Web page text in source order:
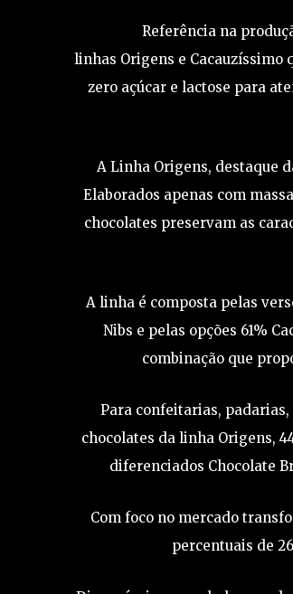
Referência na
linhas Origens e Cacauzíssimo
zero açúcar e lactose para
A Linha Origens, destaque
Elaborados apenas com
chocolates preservam as
A linha é composta pelas
Nibs e pelas opções 61%
combinação que
Para confeitarias,
chocolates da linha Origens,
diferenciados Chocolate
Com foco no mercado
percentuais de